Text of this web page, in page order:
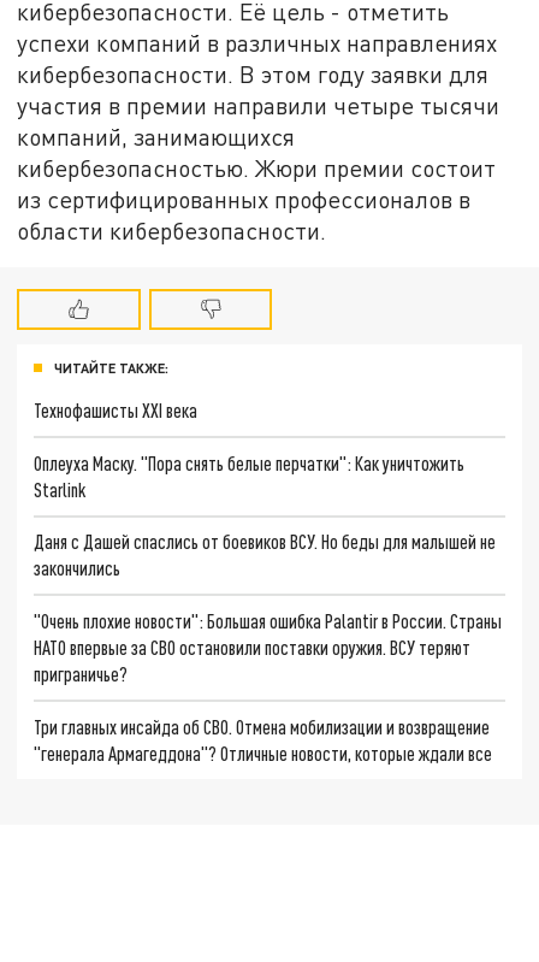
кибербезопасности. Её цель - отметить
успехи компаний в различных направлениях
кибербезопасности. В этом году заявки для
участия в премии направили четыре тысячи
компаний, занимающихся
кибербезопасностью. Жюри премии состоит
из сертифицированных профессионалов в
области кибербезопасности.
ЧИТАЙТЕ ТАКЖЕ:
Технофашисты XXI века
Оплеуха Маску. "Пора снять белые перчатки": Как уничтожить
Starlink
Даня с Дашей спаслись от боевиков ВСУ. Но беды для малышей не
закончились
"Очень плохие новости": Большая ошибка Palantir в России. Страны
НАТО впервые за СВО остановили поставки оружия. ВСУ теряют
приграничье?
Три главных инсайда об СВО. Отмена мобилизации и возвращение
"генерала Армагеддона"? Отличные новости, которые ждали все